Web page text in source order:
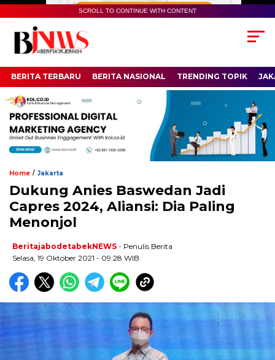
SCROLL TO CONTINUE WITH CONTENT
BERITA TERBARU BERITA NASIONAL TRENDING TOPIK
Home / Jakarta
Dukung Anies Baswedan Jadi
Capres 2024, Aliansi: Dia Paling
Menonjol
BeritajabodetabekNEWS - Penulis Berita
Selasa, 19 Oktober 2021 - 09:28 WIB